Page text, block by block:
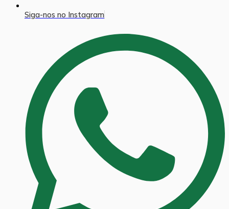
Siga-nos no Instagram